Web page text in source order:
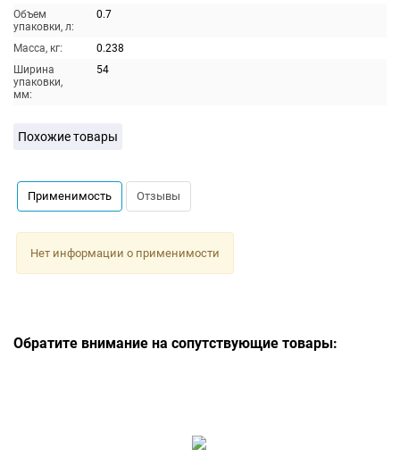
Объем
упаковки, л:
0.7
Масса, кг:
0.238
Ширина
упаковки,
мм:
54
Похожие товары
Применимость Отзывы
Нет информации о применимости
Обратите внимание на сопутствующие товары: